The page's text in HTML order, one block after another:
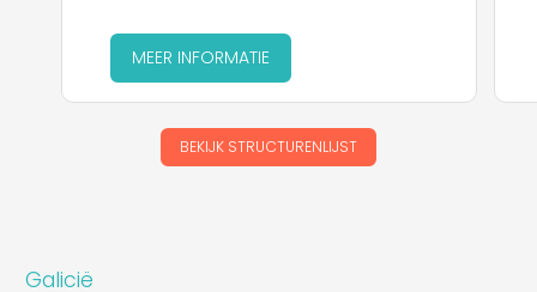
MEER INFORMATIE
BEKIJK STRUCTURENLIJST
Galicië